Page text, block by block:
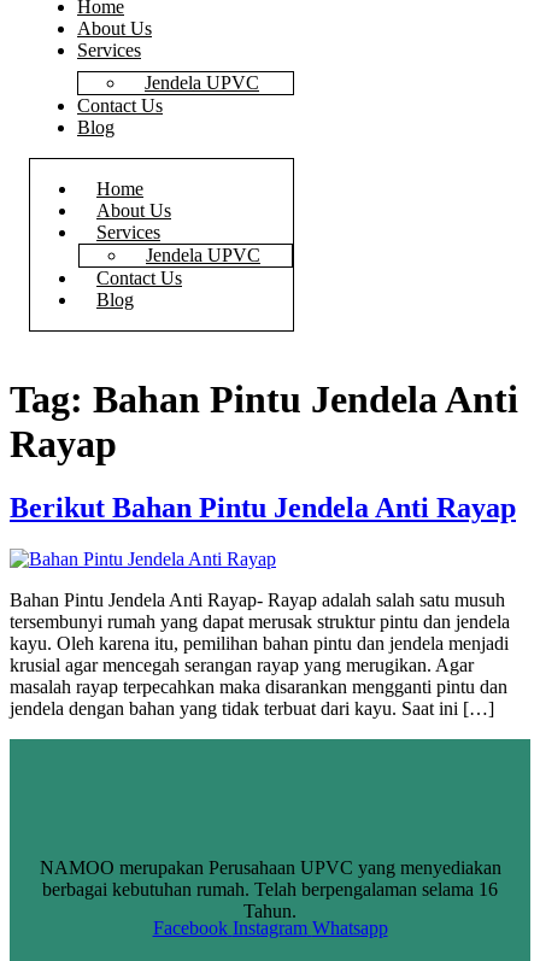
Home
About Us
Services
Jendela UPVC
Contact Us
Blog
Home
About Us
Services
Jendela UPVC
Contact Us
Blog
Tag: Bahan Pintu Jendela Anti
Rayap
Berikut Bahan Pintu Jendela Anti Rayap
Bahan Pintu Jendela Anti Rayap- Rayap adalah salah satu musuh
tersembunyi rumah yang dapat merusak struktur pintu dan jendela
kayu. Oleh karena itu, pemilihan bahan pintu dan jendela menjadi
krusial agar mencegah serangan rayap yang merugikan. Agar
masalah rayap terpecahkan maka disarankan mengganti pintu dan
jendela dengan bahan yang tidak terbuat dari kayu. Saat ini […]
NAMOO merupakan Perusahaan UPVC yang menyediakan
berbagai kebutuhan rumah. Telah berpengalaman selama 16
Tahun.
Facebook Instagram Whatsapp